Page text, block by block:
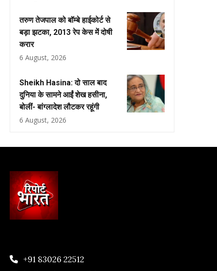
तरुण तेजपाल को बॉम्बे हाईकोर्ट से
बड़ा झटका, 2013 रेप केस में दोषी
करार
6 August, 2026
Sheikh Hasina: दो साल बाद
दुनिया के सामने आईं शेख हसीना,
बोलीं- बांग्लादेश लौटकर रहूंगी
6 August, 2026
+91 83026 22512